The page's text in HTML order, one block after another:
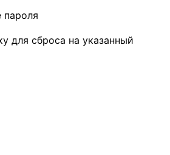
пароля
для сброса на указанный